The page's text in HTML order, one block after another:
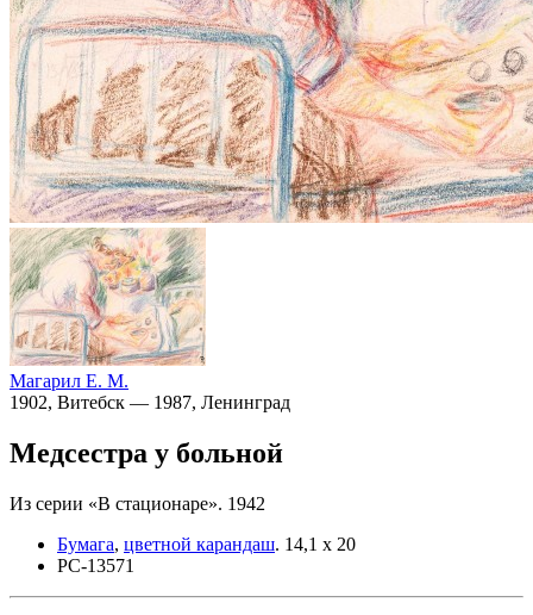
Магарил Е. М.
1902, Витебск — 1987, Ленинград
Медсестра у больной
Из серии «В стационаре». 1942
Бумага, цветной карандаш. 14,1 x 20
РС-13571